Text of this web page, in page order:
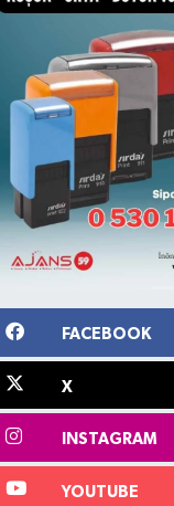
FACEBOOK
X
INSTAGRAM
YOUTUBE